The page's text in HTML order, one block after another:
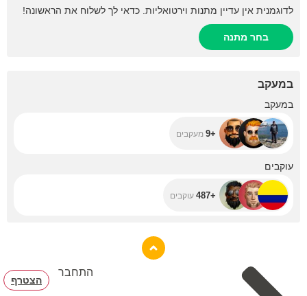
לדוגמנית אין עדיין מתנות וירטואליות. כדאי לך לשלוח את הראשונה!
בחר מתנה
במעקב
במעקב
+9 מעקבים
עוקבים
+487 עוקבים
התחבר
הצטרף